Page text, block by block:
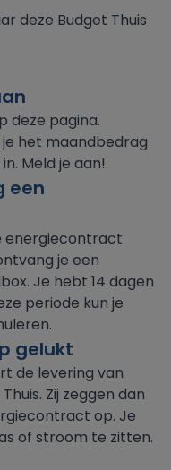
deze Budget Thuis
deze pagina.
het maandbedrag
Meld je aan!
een
energiecontract
je een
Je hebt 14 dagen
periode kun je
gelukt
de levering van
Zij zeggen dan
op. Je
of stroom te zitten.